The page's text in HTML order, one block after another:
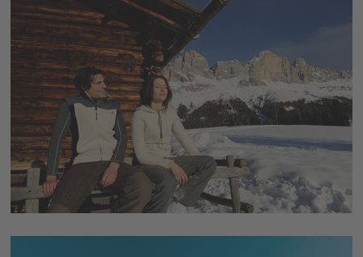
dobrodružné ferraty a dechberoucí skalní cestičky vás
zavedou na rozkvetlé alpské louky, do svěže zelených lesů a k
idylickým horským jezerům do téměř nedotčené přírody,
která je součástí jedinečného regionu Dolomit.
Lyž. resort Latemar s Obereggen-Pampeago-
Predazzo
Sjezdovky Ski Center Latemarse nacházejí částečně v
regionuSüdtirol, částečně Trentino. Obereggen je
jihotyrolskou bránou do tohoto alpského světa, Pampeago a
Predazzo jsou bránou ze sousedního Trentina. Na téměř 50